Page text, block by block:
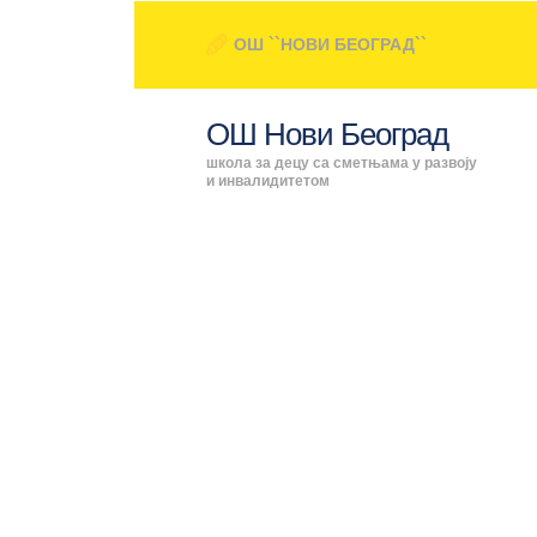
ОШ ``НОВИ БЕОГРАД``
ОШ Нови Београд
школа за децу са сметњама у развоју
и инвалидитетом